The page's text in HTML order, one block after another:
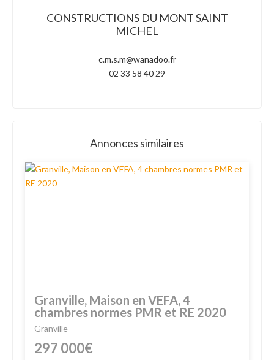
CONSTRUCTIONS DU MONT SAINT
MICHEL
c.m.s.m@wanadoo.fr
02 33 58 40 29
Annonces similaires
Granville, Maison en VEFA, 4
chambres normes PMR et RE 2020
Granville
297 000€